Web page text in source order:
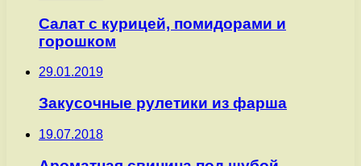
Салат с курицей, помидорами и
горошком
29.01.2019
Закусочные рулетики из фарша
19.07.2018